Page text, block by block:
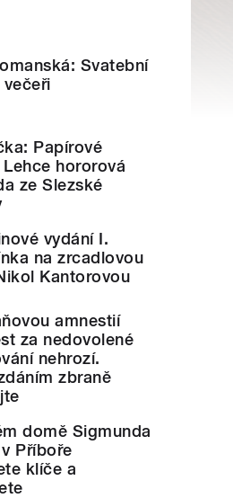
Svatební
Papírové
hororová
ze Slezské
vydání I.
na zrcadlovou
Kantorovou
amnestií
za nedovolené
nehrozí.
zbraně
domě Sigmunda
Příboře
klíče a